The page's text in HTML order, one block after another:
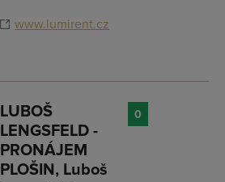
www.lumirent.cz
LUBOŠ
LENGSFELD -
PRONÁJEM
PLOŠIN, Luboš
0